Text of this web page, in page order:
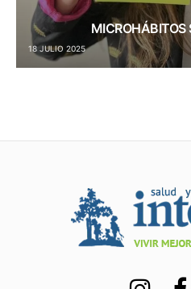
18 JULIO 2025